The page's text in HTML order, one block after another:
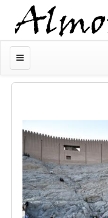
منو